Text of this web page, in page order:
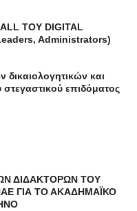
ΤΟΥ DIGITAL
Administrators)
και
επιδόματος
ΔΙΔΑΚΤΟΡΩΝ ΤΟΥ
ΓΙΑ ΤΟ ΑΚΑΔΗΜΑΪΚΟ